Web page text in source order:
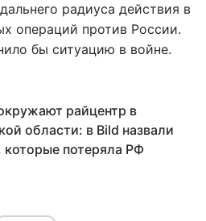
радиуса действия в
операций против России.
бы ситуацию в войне.
райцентр в
области: в Bild назвали
которые потеряла РФ